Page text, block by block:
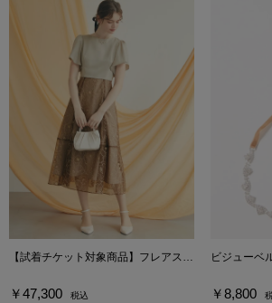
￥47,300 税込
ビジューベ
￥8,800